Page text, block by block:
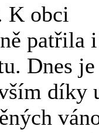
K obci
patřila
Dnes
díky